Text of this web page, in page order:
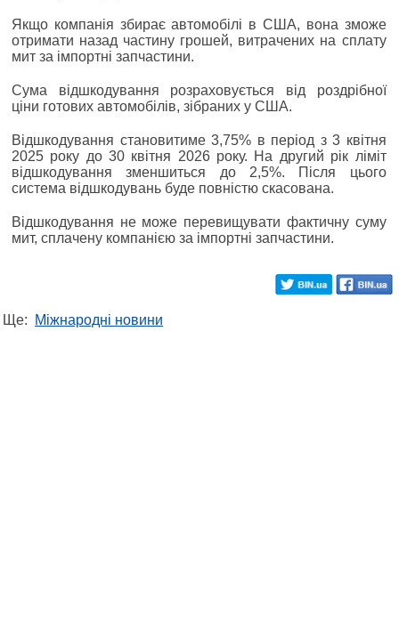
Якщо компанія збирає автомобілі в США, вона зможе
отримати назад частину грошей, витрачених на сплату
мит за імпортні запчастини.
Сума відшкодування розраховується від роздрібної
ціни готових автомобілів, зібраних у США.
Відшкодування становитиме 3,75% в період з 3 квітня
2025 року до 30 квітня 2026 року. На другий рік ліміт
відшкодування зменшиться до 2,5%. Після цього
система відшкодувань буде повністю скасована.
Відшкодування не може перевищувати фактичну суму
мит, сплачену компанією за імпортні запчастини.
Ще: Міжнародні новини